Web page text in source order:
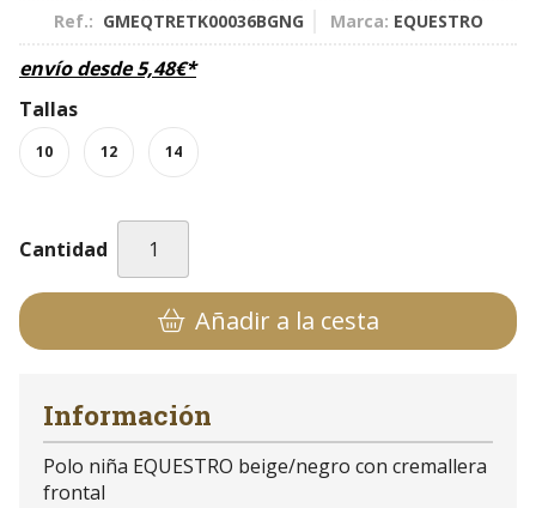
Ref.: GMEQTRETK00036BGNG Marca: EQUESTRO
envío desde5,48€*
Tallas
10 12 14
Cantidad
Añadir a la cesta
Información
Polo niña EQUESTRO beige/negro con cremallera
frontal